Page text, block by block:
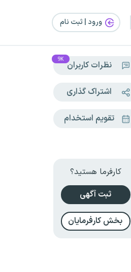
ورود | ثبت‌ نام
نظرات کاربران 9K
اشتراک گذاری
تقویم استخدام
کارفرما هستید؟
ثبت آگهی
بخش کارفرمایان